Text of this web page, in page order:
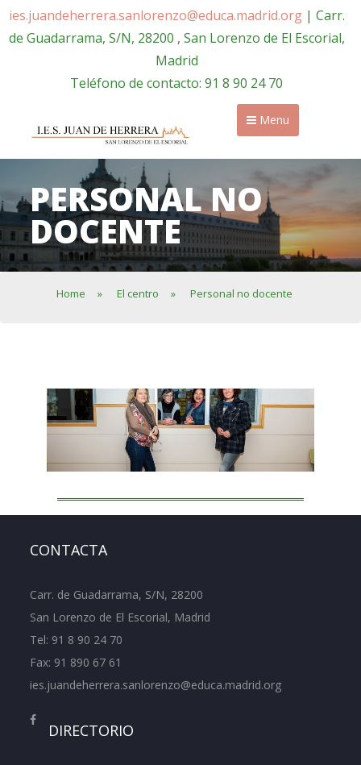
ies.juandeherrera.sanlorenzo@educa.madrid.org| Carr.
de Guadarrama, S/N, 28200 , San Lorenzo de El Escorial,
Madrid
Teléfono de contacto: 91 8 90 24 70
Menu
PERSONAL NO
DOCENTE
Home » El centro » Personal no docente
Maria Luisa Alvarez
Epifanía Vargas
Yolanda Garcia
Ignacio Redondo
CONTACTA
Carr. de Guadarrama, S/N, 28200
San Lorenzo de El Escorial, Madrid
Tel: 91 8 90 24 70
Fax: 91 890 67 61
ies.juandeherrera.sanlorenzo@educa.madrid.org
DIRECTORIO